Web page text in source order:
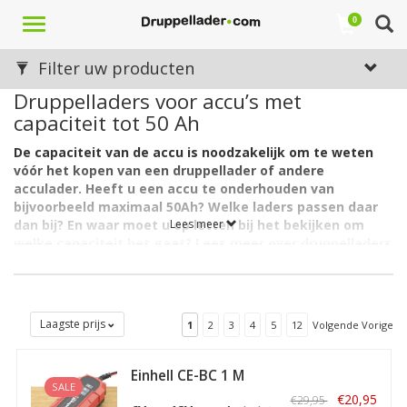
Toggle
0
Druppelladers voor accu’s met
capaciteit tot 50 Ah
De capaciteit van de accu is noodzakelijk om te weten
vóór het kopen van een druppellader of andere
acculader. Heeft u een accu te onderhouden van
bijvoorbeeld maximaal 50Ah? Welke laders passen daar
dan bij? En waar moet u op letten bij het bekijken om
verschillen in begrippen als ampère (A), ampère-uur (Ah)
Om de juiste druppellader te vinden, zijn meerdere
eigenschappen van de accu en de lader van belang, die immers
aspecten is het vermogen van de batterij waarvoor de acculader
of druppellader (lees desgewenst '
Wat is eigenlijk precies een
Lees meer
Filter uw producten
Laagste prijs 1 2 3 4 5 12 Volgende Vorige
SALE
Einhell CE-BC 1 M
€29,95 €20,95